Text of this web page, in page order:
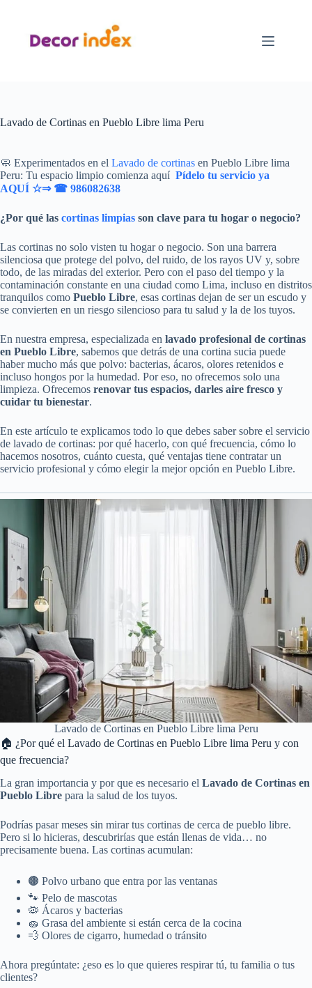
Lavado de Cortinas en Pueblo Libre lima Peru
🧼 Experimentados en el Lavado de cortinas en Pueblo Libre lima
Peru: Tu espacio limpio comienza aquí Pídelo tu servicio ya
AQUÍ ☆⇒ ☎ 986082638
¿Por qué las cortinas limpias son clave para tu hogar o negocio?
Las cortinas no solo visten tu hogar o negocio. Son una barrera
silenciosa que protege del polvo, del ruido, de los rayos UV y, sobre
todo, de las miradas del exterior. Pero con el paso del tiempo y la
contaminación constante en una ciudad como Lima, incluso en distritos
tranquilos como Pueblo Libre, esas cortinas dejan de ser un escudo y
se convierten en un riesgo silencioso para tu salud y la de los tuyos.
En nuestra empresa, especializada en lavado profesional de cortinas
en Pueblo Libre, sabemos que detrás de una cortina sucia puede
haber mucho más que polvo: bacterias, ácaros, olores retenidos e
incluso hongos por la humedad. Por eso, no ofrecemos solo una
limpieza. Ofrecemos renovar tus espacios, darles aire fresco y
cuidar tu bienestar.
En este artículo te explicamos todo lo que debes saber sobre el servicio
de lavado de cortinas: por qué hacerlo, con qué frecuencia, cómo lo
hacemos nosotros, cuánto cuesta, qué ventajas tiene contratar un
servicio profesional y cómo elegir la mejor opción en Pueblo Libre.
Lavado de Cortinas en Pueblo Libre lima Peru
🏠 ¿Por qué el Lavado de Cortinas en Pueblo Libre lima Peru y con
que frecuencia?
La gran importancia y por que es necesario el Lavado de Cortinas en
Pueblo Libre para la salud de los tuyos.
Podrías pasar meses sin mirar tus cortinas de cerca de pueblo libre.
Pero si lo hicieras, descubrirías que están llenas de vida… no
precisamente buena. Las cortinas acumulan:
🟤 Polvo urbano que entra por las ventanas
🐾 Pelo de mascotas
🦠 Ácaros y bacterias
🧽 Grasa del ambiente si están cerca de la cocina
💨 Olores de cigarro, humedad o tránsito
Ahora pregúntate: ¿eso es lo que quieres respirar tú, tu familia o tus
clientes?